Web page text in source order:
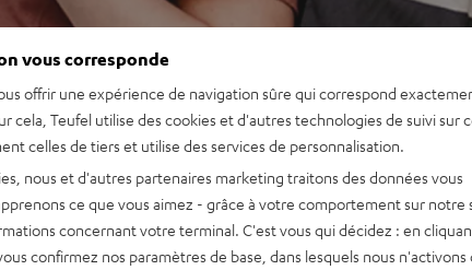
vous corresponde
offrir une expérience de navigation sûre qui correspond
cela, Teufel utilise des cookies et d'autres technologies de suivi sur
celles de tiers et utilise des services de personnalisation.
nous et d'autres partenaires marketing traitons des données vous
ce que vous aimez - grâce à votre comportement sur notre
concernant votre terminal. C'est vous qui décidez : en
vous confirmez nos paramètres de base, dans lesquels nous n'activons